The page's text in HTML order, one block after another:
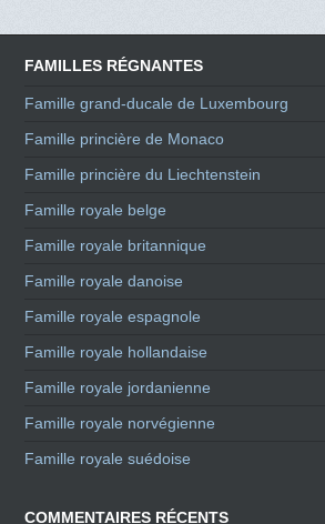
FAMILLES RÉGNANTES
Famille grand-ducale de Luxembourg
Famille princière de Monaco
Famille princière du Liechtenstein
Famille royale belge
Famille royale britannique
Famille royale danoise
Famille royale espagnole
Famille royale hollandaise
Famille royale jordanienne
Famille royale norvégienne
Famille royale suédoise
COMMENTAIRES RÉCENTS